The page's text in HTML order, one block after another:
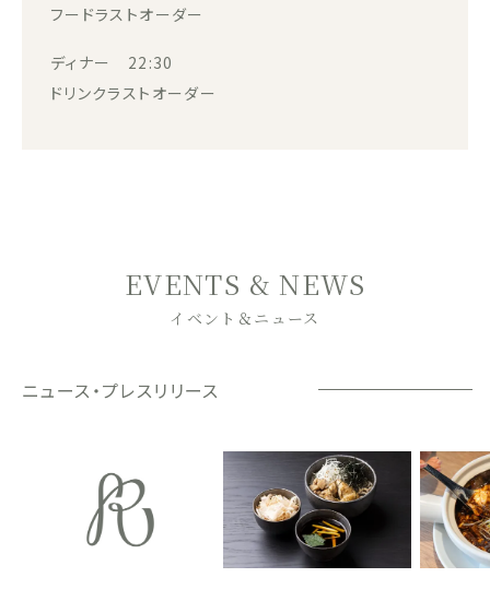
フードラストオーダー
ディナー 22:30
ドリンクラストオーダー
EVENTS & NEWS
イベント＆ニュース
ニュース・プレスリリース